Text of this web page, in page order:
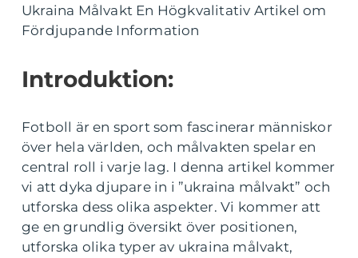
Ukraina Målvakt En Högkvalitativ Artikel om
Fördjupande Information
Introduktion:
Fotboll är en sport som fascinerar människor
över hela världen, och målvakten spelar en
central roll i varje lag. I denna artikel kommer
vi att dyka djupare in i ”ukraina målvakt” och
utforska dess olika aspekter. Vi kommer att
ge en grundlig översikt över positionen,
utforska olika typer av ukraina målvakt,